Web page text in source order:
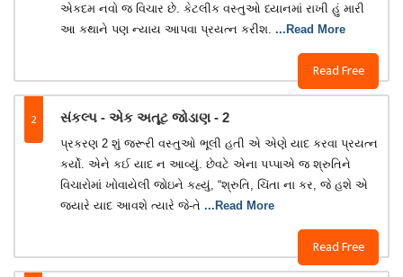
Read Free
એકદમ નવો જ વિચાર છે. કેટલીક વસ્તુઓ ધ્યાનમાં રાખી હું મારી
આ કથાને પણ ન્યાય આપવા પ્રયત્ન કરીશ. ...Read More
2 સંકલ્પ - એક અતૂટ જોડાણ - 2
Read Free
પ્રકરણ 2 શું જરૂરી વસ્તુઓ ભૂલી હતી એ એણે યાદ કરવા પ્રયત્ન
કર્યો. એને કઈ યાદ ન આવ્યું. છેવટે એના પપ્પાએ જ શ્રુતિને
વિચારોમાં ખોવાયેલી જોઇને કહ્યું, “શ્રુતિ, ચિંતા ના કર, જે હશે એ
જયારે યાદ આવશે ત્યારે જે-તે ...Read More